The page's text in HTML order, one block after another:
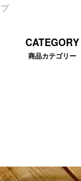
CATEGORY
商品カテゴリー